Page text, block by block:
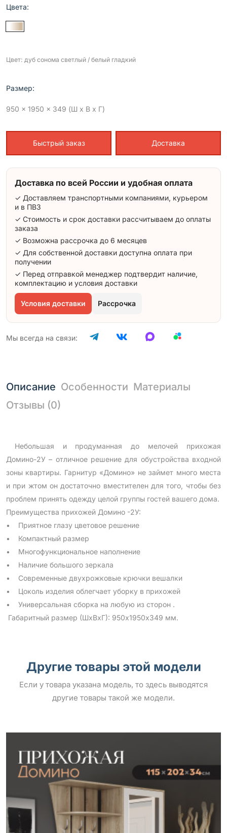
Цвета:
Цвет: дуб сонома светлый / белый гладкий
Размер:
950 x 1950 x 349 (Ш x В x Г)
Быстрый заказ Доставка
Доставка по всей России и удобная оплата
✓ Доставляем транспортными компаниями, курьером
и в ПВЗ
✓ Стоимость и срок доставки рассчитываем до оплаты
заказа
✓ Возможна рассрочка до 6 месяцев
✓ Для собственной доставки доступна оплата при
получении
✓ Перед отправкой менеджер подтвердит наличие,
комплектацию и условия доставки
Условия доставки Рассрочка
Мы всегда на связи:
Описание Особенности Материалы
Отзывы (0)
Небольшая и продуманная до мелочей прихожая
Домино-2У – отличное решение для обустройства входной
зоны квартиры. Гарнитур «Домино» не займет много места
и при жтом он достаточно вместителен для того, чтобы без
проблем принять одежду целой группы гостей вашего дома.
Преимущества прихожей Домино -2У:
• Приятное глазу цветовое решение
• Компактный размер
• Многофункциональное наполнение
• Наличие большого зеркала
• Современные двухрожковые крючки вешалки
• Цоколь изделия облегчает уборку в прихожей
• Универсальная сборка на любую из сторон .
Габаритный размер (ШхВхГ): 950х1950х349 мм.
Другие товары этой модели
Если у товара указана модель, то здесь выводятся
другие товары такой же модели.